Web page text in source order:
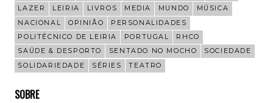
LAZER
LEIRIA LIVROS MEDIA MUNDO
MÚSICA
NACIONAL
OPINIÃO
PERSONALIDADES
POLITÉCNICO DE LEIRIA
PORTUGAL
RHCO
SAÚDE & DESPORTO
SENTADO NO MOCHO
SOCIEDADE
SOLIDARIEDADE
SÉRIES TEATRO
SOBRE